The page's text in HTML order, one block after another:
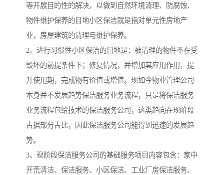
等开展目的性的解决，以做到自然环境清理、防腐蚀、
物件维护保养的目地小区保洁就是指对单元性房地产
业，房屋建筑的清理与维护保养。
2、进行习惯性小区保洁的目地是：被清理的物件不在受
毁坏的前提条件下；修复情况，并增加其应用作用，提
升使用期，完成物有价值或增值。现如今物业管理公司
本身并不发展趋势保洁服务业务流程，只是将保洁服务
业务流程包给技术的保洁服务公司，这类趋向在现阶段
占据部分占比，因此保洁服务公司能得到迅速的发展趋
势。
3、现阶段保洁服务公司的基础服务项目内容包含：家中
开荒清洁、保洁服务、小区保洁、工业厂房保洁服务、